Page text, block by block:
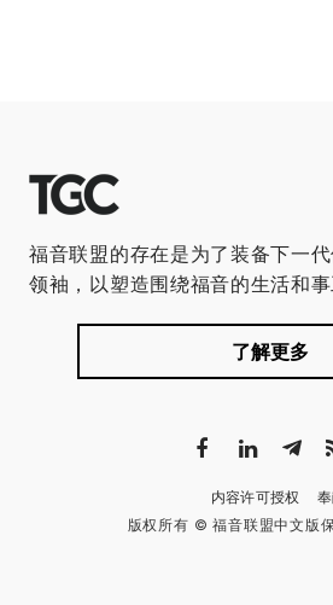
福音联盟的存在是为了装备下一
领袖，以塑造围绕福音的生活和事
了解更多
内容许可授权
版权所有 © 福音联盟中文版